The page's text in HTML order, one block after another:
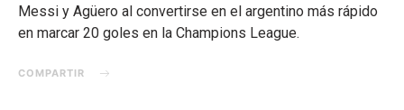
Messi y Agüero al convertirse en el argentino más rápido
en marcar 20 goles en la Champions League.
COMPARTIR